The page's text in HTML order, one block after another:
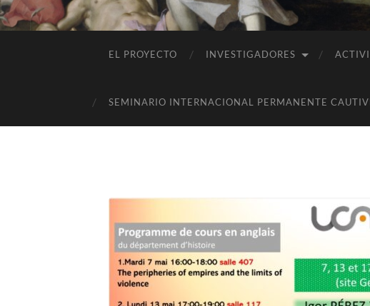
EL PROYECTO INVESTIGADORES
SEMINARIO INTERNACIONAL PERMANENTE